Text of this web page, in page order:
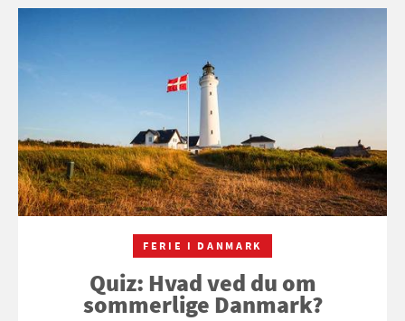
FERIE I DANMARK
Quiz: Hvad ved du om
sommerlige Danmark?